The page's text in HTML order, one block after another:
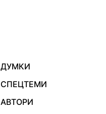
ДУМКИ
СПЕЦТЕМИ
АВТОРИ